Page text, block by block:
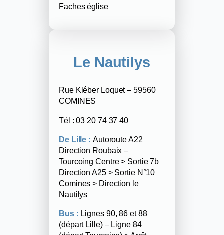
Faches église
Le Nautilys
Rue Kléber Loquet – 59560
COMINES
Tél : 03 20 74 37 40
De Lille : Autoroute A22
Direction Roubaix –
Tourcoing Centre > Sortie 7b
Direction A25 > Sortie N°10
Comines > Direction le
Nautilys
Bus : Lignes 90, 86 et 88
(départ Lille) – Ligne 84